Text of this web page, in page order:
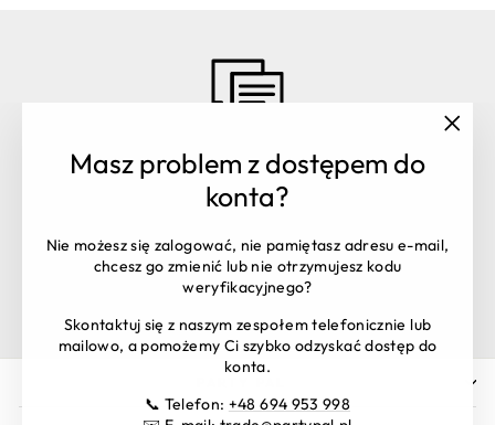
Masz problem z dostępem do
konta?
Nie możesz się zalogować, nie pamiętasz adresu e-mail,
chcesz go zmienić lub nie otrzymujesz kodu
weryfikacyjnego?
Skontaktuj się z naszym zespołem telefonicznie lub
mailowo, a pomożemy Ci szybko odzyskać dostęp do
konta.
📞 Telefon: +48 694 953 998
Masz pytania? Skontaktuj się z
Obsługa zamówień:+48 516 106 398
shop@partypal.pl
trade@partypal.pl